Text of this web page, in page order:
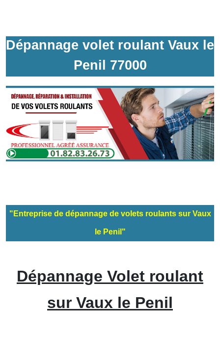
Dépannage volet roulant Vaux le
Penil 77000
"Entreprise de dépannage de volets roulants sur Vaux
le Penil"
Dépannage Volet roulant
sur Vaux le Penil